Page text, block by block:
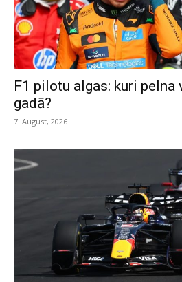
F1 pilotu algas: kuri pelna
gadā?
7. August, 2026